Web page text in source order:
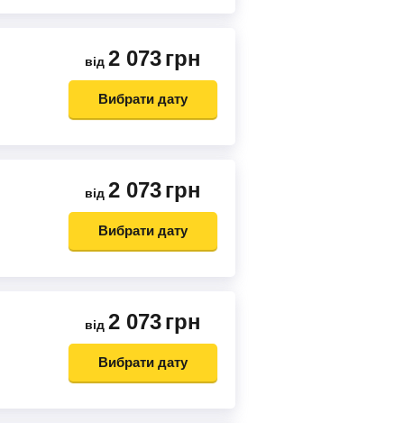
від 2 073грн
Вибрати дату
від 2 073грн
Вибрати дату
від 2 073грн
Вибрати дату